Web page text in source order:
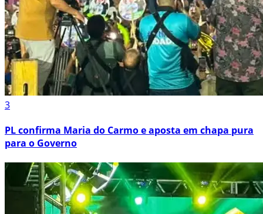
3
PL confirma Maria do Carmo e aposta em chapa pura
para o Governo